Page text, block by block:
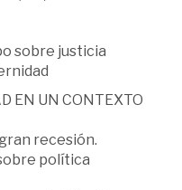
sobre justicia
EN UN CONTEXTO
recesión.
política